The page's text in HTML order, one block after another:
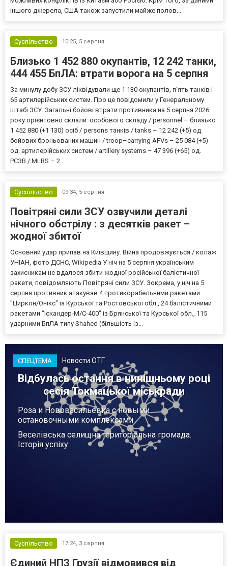
іншого джерела, США також запустили майже полов...
Суспільство 10:25, 5 серпня
Близько 1 452 880 окупантів, 12 242 танки,
444 455 БпЛА: втрати ворога на 5 серпня
За минулу добу ЗСУ ліквідували ще 1 130 окупантів, пʼять танків і
65 артилерійських систем. Про це повідомили у Генеральному
штабі ЗСУ. Загальні бойові втрати противника на 5 серпня 2026
року орієнтовно склали: особового складу / personnel – близько
1 452 880 (+1 130) осіб / persons танків / tanks – 12 242 (+5) од.
бойових броньованих машин / troop–carrying AFVs – 25 084 (+5)
од. артилерійських систем / artillery systems – 47 396 (+65) од.
РСЗВ / MLRS – 2...
Суспільство 09:34, 5 серпня
Повітряні сили ЗСУ озвучили деталі
нічного обстрілу : з десятків ракет –
жодної збитої
Основний удар припав на Київщину. Війна продовжується / колаж
УНІАН, фото ДСНС, Wikipedia У ніч на 5 серпня українським
захисникам не вдалося збити жодної російської балістичної
ракети, повідомляють Повітряні сили ЗСУ. Зокрема, у ніч на 5
серпня противник атакував 4 протикорабельними ракетами
"Циркон/Онікс" із Курської та Ростовської обл., 24 балістичними
ракетами "Іскандер-М/С-400" із Брянської та Курської обл., 115
ударними БпЛА типу Shahed (більшість із...
СПЕЦТЕМА Новости ОТГ
Відбулась остання в нинішньому році
сесія Токмацької міськради
Роза и Нововасильевка с новыми
остановочными комплексами
Веселівська селищна територіальна громада.
Історія успіху
Суспільство 17:24, 3 серпня
Єдиний НПЗ Грузії відмовився від